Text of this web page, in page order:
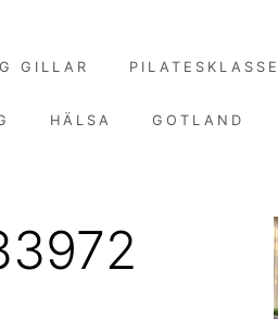
GILLAR
HÄLSA GOTLAND